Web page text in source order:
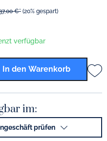
€* (20% gespart)
verfügbar
In den Warenkorb
im:
prüfen